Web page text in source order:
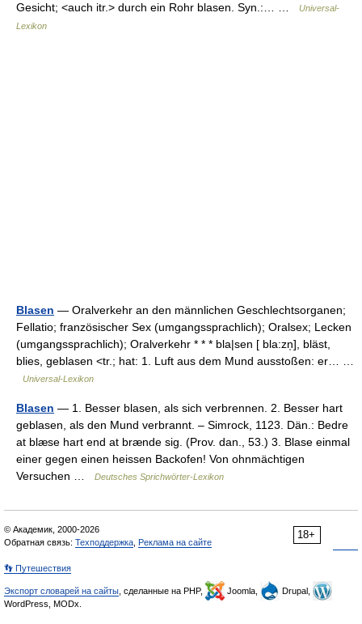
Gesicht; <auch itr.> durch ein Rohr blasen. Syn.:… …
Universal-
Lexikon
Blasen — Oralverkehr an den männlichen Geschlechtsorganen;
Fellatio; französischer Sex (umgangssprachlich); Oralsex; Lecken
(umgangssprachlich); Oralverkehr * * * bla|sen [ bla:zn̩], bläst,
blies, geblasen <tr.; hat: 1. Luft aus dem Mund ausstoßen: er… …
Universal-Lexikon
Blasen — 1. Besser blasen, als sich verbrennen. 2. Besser hart
geblasen, als den Mund verbrannt. – Simrock, 1123. Dän.: Bedre
at blæse hart end at brænde sig. (Prov. dan., 53.) 3. Blase einmal
einer gegen einen heissen Backofen! Von ohnmächtigen
Versuchen …
Deutsches Sprichwörter-Lexikon
18+
© Академик, 2000-2026
Обратная связь: Техподдержка Реклама на сайте
👣 Путешествия
Экспорт словарей на сайты , сделанные на PHP, Joomla,
Drupal,
WordPress, MODx.